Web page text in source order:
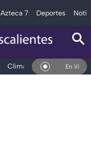
Azteca 7 Deportes
Clima Deportes En Vivo